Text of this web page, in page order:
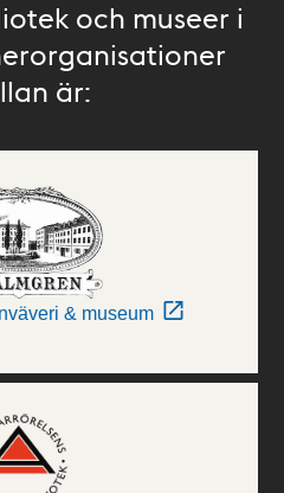
och museer i
är:
& museum